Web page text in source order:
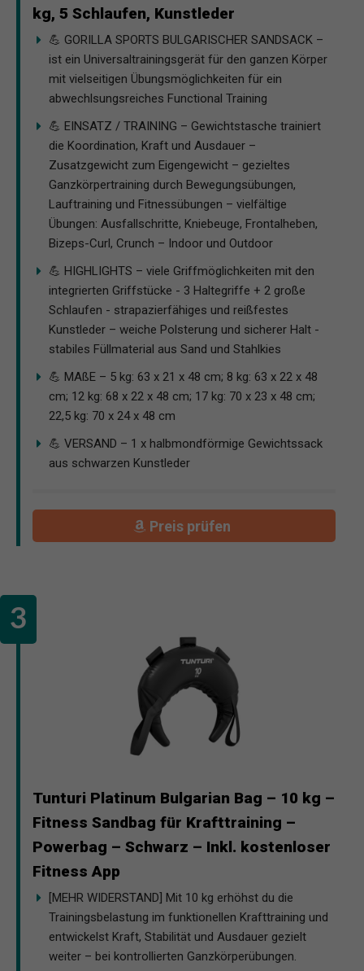
kg, 5 Schlaufen, Kunstleder
💪 GORILLA SPORTS BULGARISCHER SANDSACK –
ist ein Universaltrainingsgerät für den ganzen Körper
mit vielseitigen Übungsmöglichkeiten für ein
abwechlsungsreiches Functional Training
💪 EINSATZ / TRAINING – Gewichtstasche trainiert
die Koordination, Kraft und Ausdauer –
Zusatzgewicht zum Eigengewicht – gezieltes
Ganzkörpertraining durch Bewegungsübungen,
Lauftraining und Fitnessübungen – vielfältige
Übungen: Ausfallschritte, Kniebeuge, Frontalheben,
Bizeps-Curl, Crunch – Indoor und Outdoor
💪 HIGHLIGHTS – viele Griffmöglichkeiten mit den
integrierten Griffstücke - 3 Haltegriffe + 2 große
Schlaufen - strapazierfähiges und reißfestes
Kunstleder – weiche Polsterung und sicherer Halt -
stabiles Füllmaterial aus Sand und Stahlkies
💪 MAßE – 5 kg: 63 x 21 x 48 cm; 8 kg: 63 x 22 x 48
cm; 12 kg: 68 x 22 x 48 cm; 17 kg: 70 x 23 x 48 cm;
22,5 kg: 70 x 24 x 48 cm
💪 VERSAND – 1 x halbmondförmige Gewichtssack
aus schwarzen Kunstleder
Preis prüfen
Tunturi Platinum Bulgarian Bag – 10 kg –
Fitness Sandbag für Krafttraining –
Powerbag – Schwarz – Inkl. kostenloser
Fitness App
[MEHR WIDERSTAND] Mit 10 kg erhöhst du die
Trainingsbelastung im funktionellen Krafttraining und
entwickelst Kraft, Stabilität und Ausdauer gezielt
weiter – bei kontrollierten Ganzkörperübungen.